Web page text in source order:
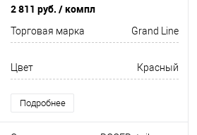
Оцинков+порошковый окрас
2 811 руб. / компл
Торговая марка Grand Line
Цвет Красный
Подробнее